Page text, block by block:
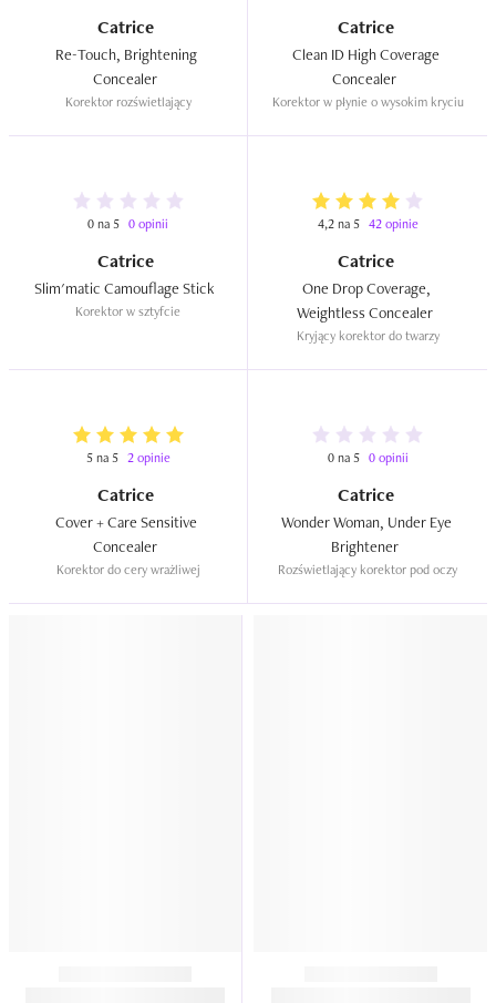
Catrice
Re-Touch, Brightening
Korektor rozświetlający
Catrice
Clean ID High Coverage
Korektor w płynie o wysokim kryciu
0 na 5 0 opinii
Catrice
Korektor w sztyfcie
4,2 na 5 42 opinie
Catrice
One Drop Coverage,
Kryjący korektor do twarzy
5 na 5 2 opinie
Catrice
Cover + Care Sensitive
Korektor do cery wrażliwej
0 na 5 0 opinii
Catrice
Wonder Woman, Under Eye
Rozświetlający korektor pod oczy